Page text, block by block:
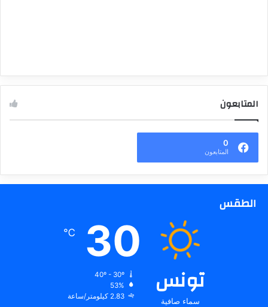
المتابعون
0
المتابعون
الطقس
تونس
سماء صافية
30
℃
53%
2.83 كيلومتر/ساعة